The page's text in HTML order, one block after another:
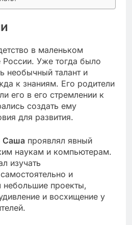
в маленьком
России. Уже тогда было
необычный талант и
к знаниям. Его родители
его в его стремлении к
создать ему
для развития.
Саша проявлял явный
наукам и компьютерам.
изучать
и
небольшие проекты,
и восхищение у